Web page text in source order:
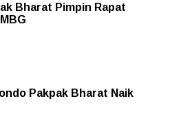
Bharat Pimpin Rapat
Pakpak Bharat Naik